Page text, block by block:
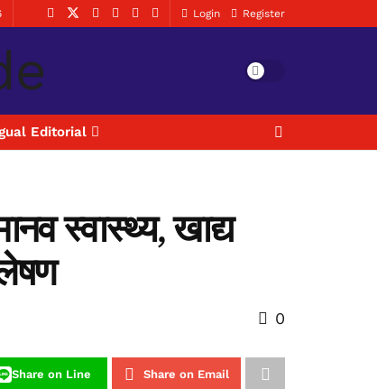
Login Register
Editorial
स्वास्थ्य, खाद्य
0
Share on Line Share on Email